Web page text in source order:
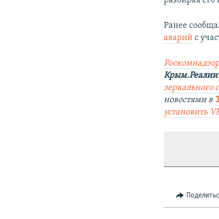
Ранее
аварий с
Крым.Реалии
зеркального
новостями в
установить